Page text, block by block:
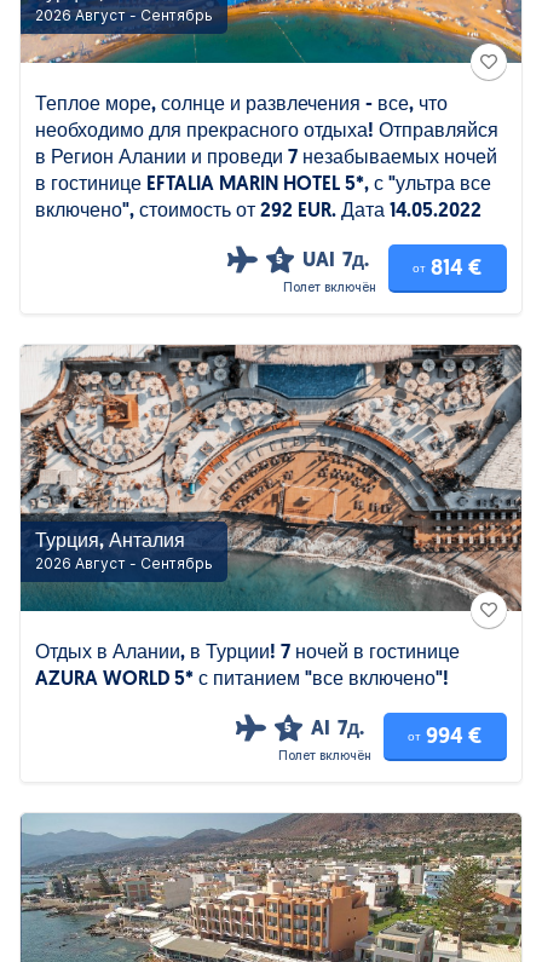
2026 Август - Сентябрь
Теплое море, солнце и развлечения - все, что
необходимо для прекрасного отдыха! Отправляйся
в Регион Алании и проведи 7 незабываемых ночей
в гостинице EFTALIA MARIN HOTEL 5*, с "ультра все
включено", стоимость от 292 EUR. Дата 14.05.2022
5 UAI 7д.
Полет включён
от 814 €
Турция, Анталия
2026 Август - Сентябрь
Отдых в Алании, в Турции! 7 ночей в гостинице
AZURA WORLD 5* с питанием "все включено"!
5 AI 7д.
Полет включён
от 994 €